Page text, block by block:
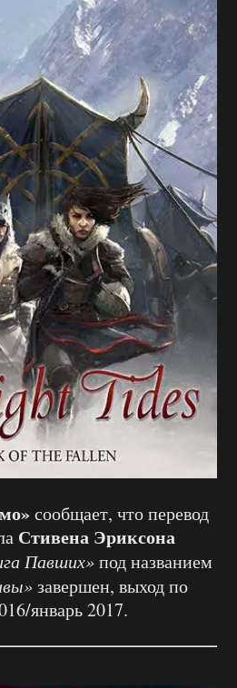
сообщает, что перевод
Стивена Эриксона
Павших»под названием
завершен, выход по
январь 2017.